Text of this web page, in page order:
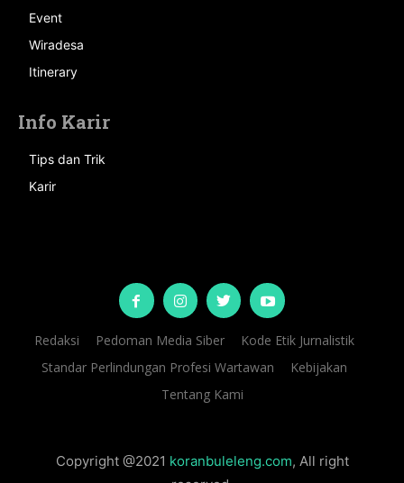
Event
Wiradesa
Itinerary
Info Karir
Tips dan Trik
Karir
Redaksi Pedoman Media Siber
Kode Etik Jurnalistik
Standar Perlindungan Profesi Wartawan
Kebijakan
Tentang Kami
Copyright @2021 koranbuleleng.com, All right